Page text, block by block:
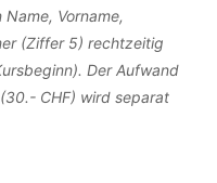
Vorname,
(Ziffer 5) rechtzeitig
Der Aufwand
CHF) wird separat